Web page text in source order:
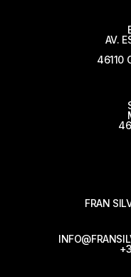
AV.
46110
FRAN